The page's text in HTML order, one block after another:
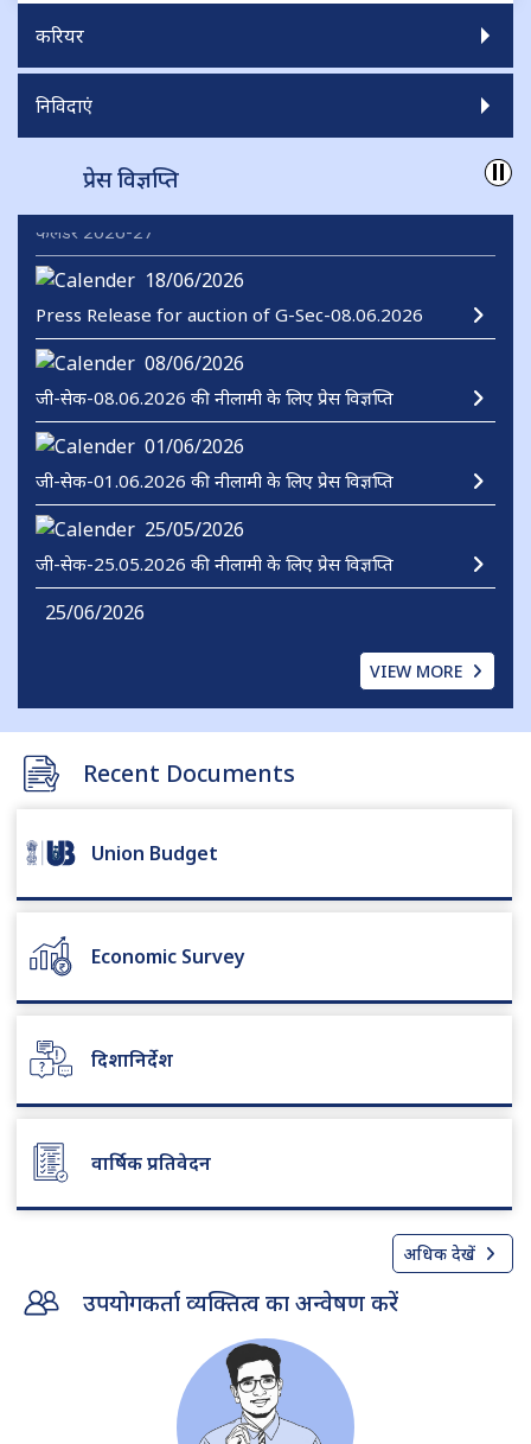
करियर
निविदाएं
प्रेस विज्ञप्ति
18/06/2026
Press Release for auction of G-Sec-08.06.2026
08/06/2026
जी-सेक-08.06.2026 की नीलामी के लिए प्रेस विज्ञप्ति
01/06/2026
जी-सेक-01.06.2026 की नीलामी के लिए प्रेस विज्ञप्ति
25/05/2026
जी-सेक-25.05.2026 की नीलामी के लिए प्रेस विज्ञप्ति
25/06/2026
वित्त वर्ष के लिए टी-बिलों के लिए प्रेस विज्ञप्ति नीलामी कैलेंडर
VIEW MORE
Recent Documents
Union Budget
Economic Survey
दिशानिर्देश
वार्षिक प्रतिवेदन
अधिक देखें
उपयोगकर्ता व्यक्तित्व का अन्वेषण करें